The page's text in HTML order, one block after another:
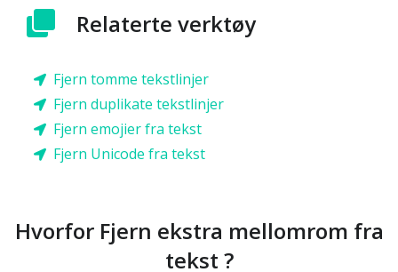
Relaterte verktøy
Fjern tomme tekstlinjer
Fjern duplikate tekstlinjer
Fjern emojier fra tekst
Fjern Unicode fra tekst
Hvorfor Fjern ekstra mellomrom fra
tekst ?